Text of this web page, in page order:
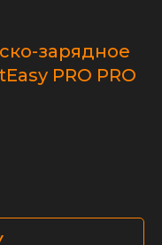
зарядное
PRO PRO